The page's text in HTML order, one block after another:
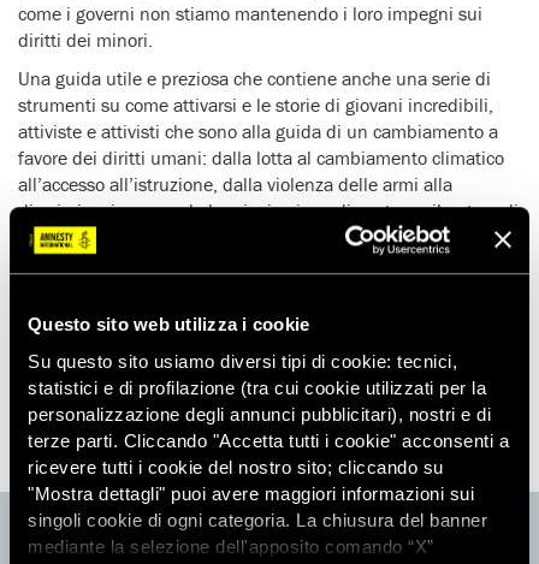
Questo sito web utilizza i cookie
Su questo sito usiamo diversi tipi di cookie: tecnici,
statistici e di profilazione (tra cui cookie utilizzati per la
personalizzazione degli annunci pubblicitari), nostri e di
terze parti. Cliccando "Accetta tutti i cookie" acconsenti a
ricevere tutti i cookie del nostro sito; cliccando su
"Mostra dettagli" puoi avere maggiori informazioni sui
singoli cookie di ogni categoria. La chiusura del banner
mediante la selezione dell'apposito comando “X”
come i governi non stiamo mantenendo i loro impegni sui
diritti dei minori.
Una guida utile e preziosa che contiene anche una serie di
strumenti su come attivarsi e le storie di giovani incredibili,
attiviste e attivisti che sono alla guida di un cambiamento a
favore dei diritti umani: dalla lotta al cambiamento climatico
all’accesso all’istruzione, dalla violenza delle armi alla
discriminazione, con la loro ispirazione dimostrano il potere di
rivendicare ciò in cui si crede.
“Se i governi mantenessero la loro parola e se gli adulti
di questo libro. I ragazzi e le ragazze hanno diritti quanto gli
adulti e devono avere il potere e la conoscenza per
pretenderli” , ha dichiarato Angelina Jolie.
ACQUISTA